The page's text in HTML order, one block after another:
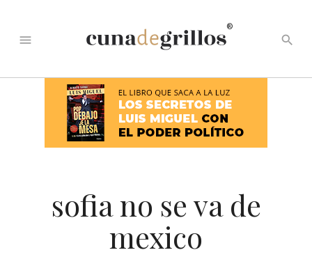
menu
®
search
sofia no se va de
mexico